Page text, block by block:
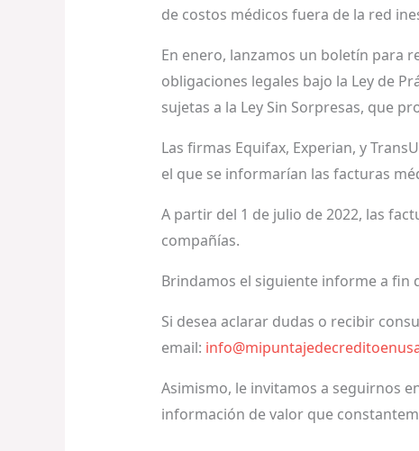
de costos médicos fuera de la red
En enero, lanzamos un boletín para
obligaciones legales bajo la Ley de
sujetas a la Ley Sin Sorpresas, que
Las firmas Equifax, Experian, y
el que se informarían las facturas
A partir del 1 de julio de 2022, las
compañías.
Brindamos el siguiente informe a fin
Si desea aclarar dudas o recibir
email:
Asimismo, le invitamos a seguirnos
información de valor que